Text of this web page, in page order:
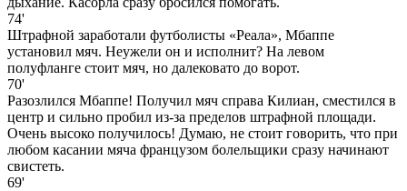
74'
Штрафной заработали футболисты «Реала», Мбаппе
установил мяч. Неужели он и исполнит? На левом
полуфланге стоит мяч, но далековато до ворот.
70'
Разозлился Мбаппе! Получил мяч справа Килиан, сместился в
центр и сильно пробил из-за пределов штрафной площади.
Очень высоко получилось! Думаю, не стоит говорить, что при
любом касании мяча французом болельщики сразу начинают
свистеть.
69'